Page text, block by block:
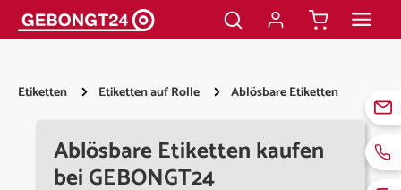
springen
Etiketten Etiketten auf Rolle Ablösbare Etiketten
Ablösbare Etiketten kaufen
bei GEBONGT24